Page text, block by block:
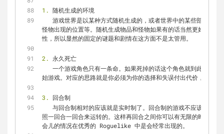
1. 随机生成的环境
怪物出现的位置等。随机生成物品和怪物如果有的话当然更好啦。
性，所以显然的固定的谜题和剧情在这方面不是太管用。
2. 永久死亡
始游戏。对应的思路就是你必须为你的选择和失误付出代价，就像
3.
回合制
照一回合一回合来运转的。这样再回合之间你可以有无限的时间进
会儿的情况在优秀的 Roguelike 中是会经常出现的。